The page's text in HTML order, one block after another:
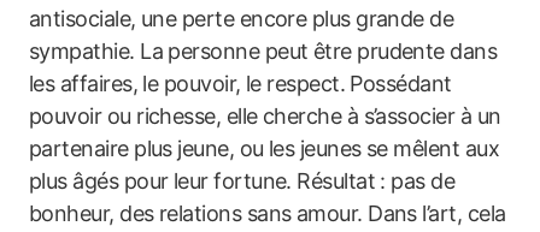
antisociale, une perte encore plus grande de
sympathie. La personne peut être prudente dans
les affaires, le pouvoir, le respect. Possédant
pouvoir ou richesse, elle cherche à s’associer à un
partenaire plus jeune, ou les jeunes se mêlent aux
plus âgés pour leur fortune. Résultat : pas de
bonheur, des relations sans amour. Dans l’art, cela